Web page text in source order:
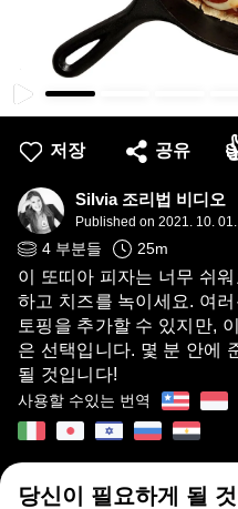
저장 공유
Silvia 조리법 비디오
Published on 2021. 10. 01.
4 부분들 25m
이 또띠아 피자는 너무 쉬
하고 치즈를 녹이세요. 여
토핑을 추가할 수 있지만,
은 선택입니다. 몇 분 안에
될 것입니다!
사용할 수있는 번역
당신이 필요하게 될 것